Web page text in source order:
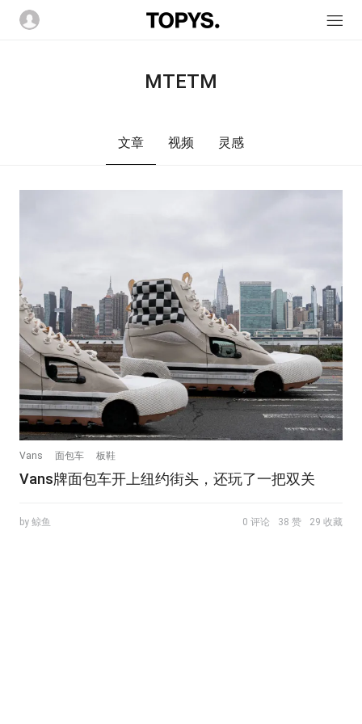
MTETM
文章 视频 灵感
Vans 面包车 板鞋
Vans牌面包车开上纽约街头，还玩了一把双关
by 鲸鱼 0 评论 38 赞 29 收藏